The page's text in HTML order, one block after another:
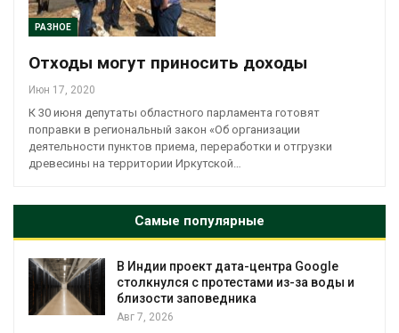
РАЗНОЕ
Отходы могут приносить доходы
Июн 17, 2020
К 30 июня депутаты областного парламента готовят
поправки в региональный закон «Об организации
деятельности пунктов приема, переработки и отгрузки
древесины на территории Иркутской…
Самые популярные
В Индии проект дата-центра Google
столкнулся с протестами из-за воды и
близости заповедника
Авг 7, 2026